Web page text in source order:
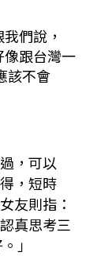
們說，
像跟台灣一
該不會
，可以
，短時
友則指：
真思考三
」